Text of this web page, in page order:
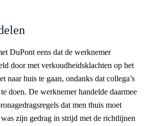
DuPont eens dat de werknemer
door met verkoudheidsklachten op het
naar huis te gaan, ondanks dat collega’s
doen. De werknemer handelde daarmee
dat men thuis moet
zijn gedrag in strijd met de richtlijnen